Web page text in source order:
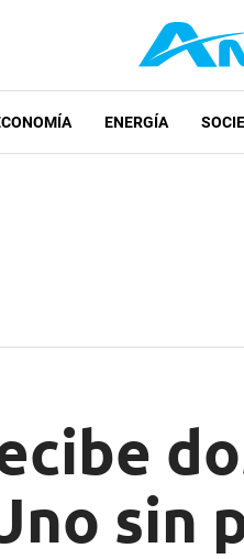
ENERGÍA
sin